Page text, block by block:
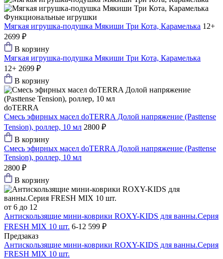
Функциональные игрушки
Мягкая игрушка-подушка Мякиши Три Кота, Карамелька 12+
2699 ₽
В корзину
Мягкая игрушка-подушка Мякиши Три Кота, Карамелька
12+ 2699 ₽
В корзину
doTERRA
Смесь эфирных масел doTERRA Долой напряжение (Pasttense
Tension), роллер, 10 мл 2800 ₽
В корзину
Смесь эфирных масел doTERRA Долой напряжение (Pasttense
Tension), роллер, 10 мл
2800 ₽
В корзину
от 6 до 12
Антискользящие мини-коврики ROXY-KIDS для ванны.Серия
FRESH MIX 10 шт. 6-12 599 ₽
Предзаказ
Антискользящие мини-коврики ROXY-KIDS для ванны.Серия
FRESH MIX 10 шт.